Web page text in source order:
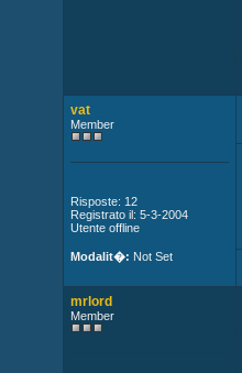
vat
Member
Risposte: 12
Registrato il: 5-3-2004
Utente offline
Modalit�: Not Set
mrlord
Member